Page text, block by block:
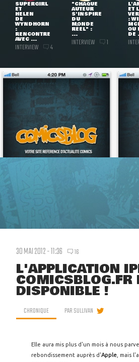
SUPERGIRL
ET
HELEN
DE
WYNDHORN
:
RENCONTRE
AVEC ...
INTERVIEW 4
"CHAQUE
AUTEUR
S'INSPIRE
DU
MONDE
RÉEL" :
...
INTERVIEW 1
ET
:
OU
DE
30 MAI 2012 - 11:36 16
L'APPLICATION
COMICSBLOG.FR
DISPONIBLE !
CHRONIQUE PARSULLIVAN
Elle aura mis plus d'un mois à nous
rebondissement auprès d'Apple , mais